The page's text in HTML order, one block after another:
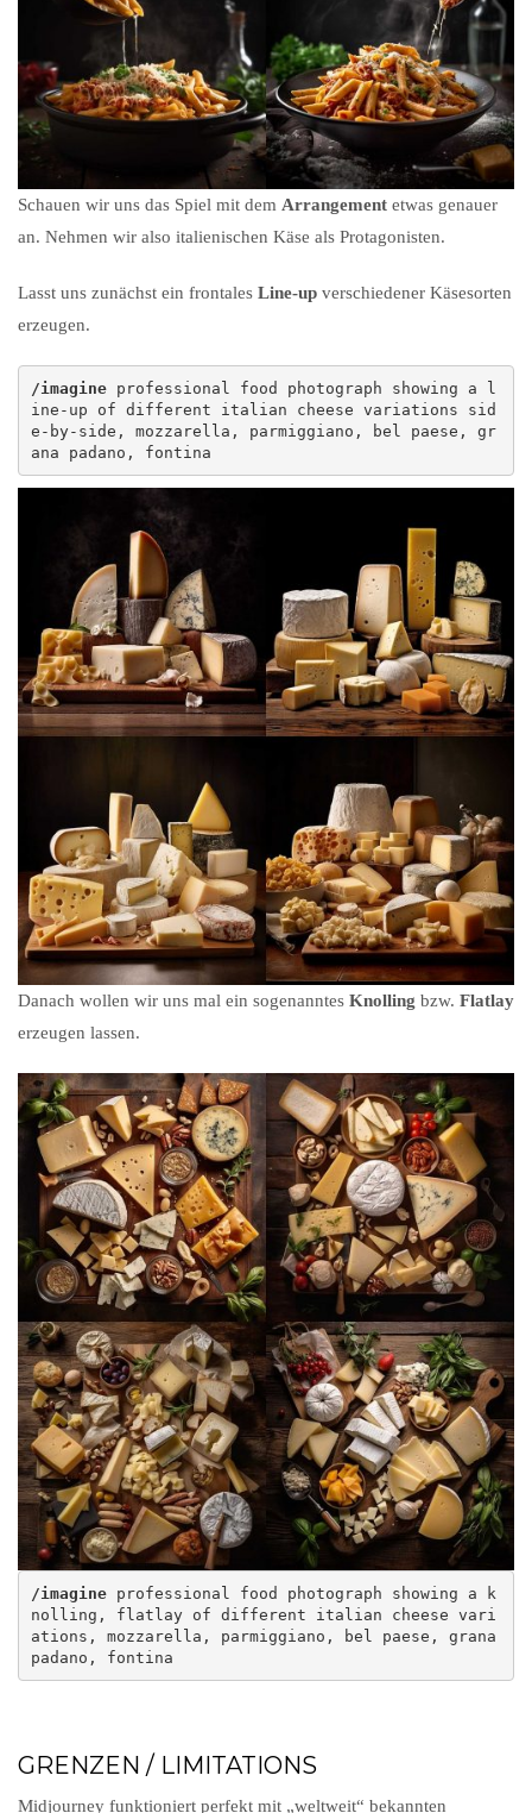
Schauen wir uns das Spiel mit dem Arrangement etwas genauer
an. Nehmen wir also italienischen Käse als Protagonisten.
Lasst uns zunächst ein frontales Line-up verschiedener Käsesorten
erzeugen.
/imagine professional food photograph showing a l
ine-up of different italian cheese variations sid
e-by-side, mozzarella, parmiggiano, bel paese, gr
ana padano, fontina
Danach wollen wir uns mal ein sogenanntes Knolling bzw. Flatlay
erzeugen lassen.
/imagine professional food photograph showing a k
nolling, flatlay of different italian cheese vari
ations, mozzarella, parmiggiano, bel paese, grana
GRENZEN / LIMITATIONS
Midjourney funktioniert perfekt mit „weltweit“ bekannten